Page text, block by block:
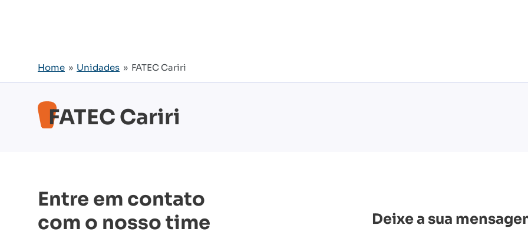
Home » Unidades » FATEC Cariri
FATEC Cariri
Entre em contato
com o nosso time
Deixe a sua